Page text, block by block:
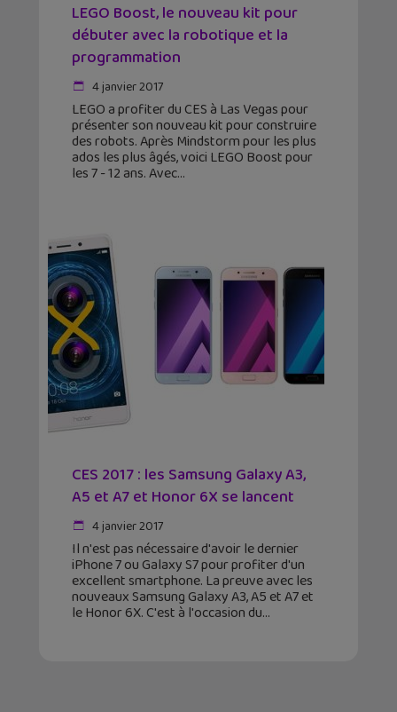
LEGO Boost, le nouveau kit pour
débuter avec la robotique et la
programmation
4 janvier 2017
LEGO a profiter du CES à Las Vegas pour
présenter son nouveau kit pour construire
des robots. Après Mindstorm pour les plus
ados les plus âgés, voici LEGO Boost pour
les 7 - 12 ans. Avec
CES 2017 : les Samsung Galaxy A3,
A5 et A7 et Honor 6X se lancent
4 janvier 2017
Il n'est pas nécessaire d'avoir le dernier
iPhone 7 ou Galaxy S7 pour profiter d'un
excellent smartphone. La preuve avec les
nouveaux Samsung Galaxy A3, A5 et A7 et
le Honor 6X. C'est à l'occasion du